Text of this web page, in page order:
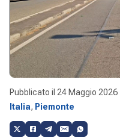
Pubblicato il 24 Maggio 2026
Italia, Piemonte